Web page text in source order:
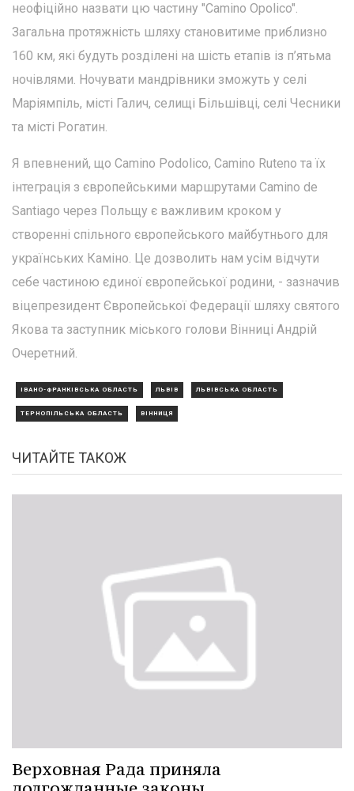
неофіційно назвати цю частину "Camino Opolico".
Загальна протяжність шляху становитиме приблизно
160 км, які будуть розділені на шість етапів із п’ятьма
ночівлями. Ночувати мандрівники зможуть у селі
Маріямпіль, місті Галич, селищі Більшівці, селі Чесники
та місті Рогатин.
Я впевнений, що Camino Podolico, Camino Ruteno та їх
інтеграція з європейськими маршрутами Camino de
Santiago через Польщу є важливим кроком у
створенні спільного європейського майбутнього для
українських Каміно. Це дозволить нам усім відчути
себе частиною єдиної європейської родини, - зазначив
віцепрезидент Європейської Федерації шляху святого
Якова та заступник міського голови Вінниці Андрій
Очеретний.
ІВАНО-ФРАНКІВСЬКА ОБЛАСТЬ ЛЬВІВ ЛЬВІВСЬКА ОБЛАСТЬ
ТЕРНОПІЛЬСЬКА ОБЛАСТЬ ВІННИЦЯ
ЧИТАЙТЕ ТАКОЖ
Верховная Рада приняла